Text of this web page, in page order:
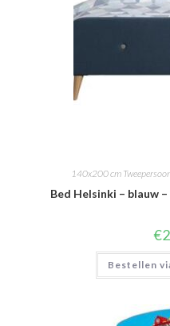
140x200 cm
Bed Helsinki – blauw
€
Bestellen